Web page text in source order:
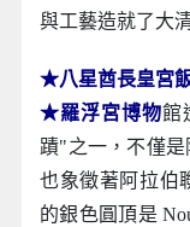
與工藝造就了大
★八星酋長皇宮
★羅浮宮博物館
蹟"之一，不僅是
也象徵著阿拉伯
的銀色圓頂是